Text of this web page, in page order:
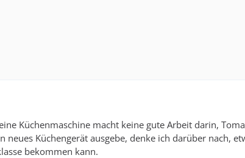
Küchenmaschine macht keine gute Arbeit darin,
Küchengerät ausgebe, denke ich darüber nach,
bekommen kann.